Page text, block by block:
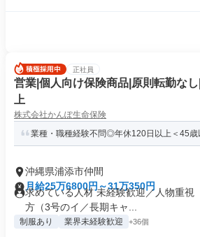
正社員
営業|個人向け保険商品|原則転勤な
上
株式会社かんぽ生命保険
業種・職種経験不問◎年休120日以上＜45歳
沖縄県浦添市仲間
月給25万6800円～31万350円
求めている人材 未経験歓迎／人物重
方（3号のイ／長期キャ...
制服あり 業界未経験歓迎 +36個